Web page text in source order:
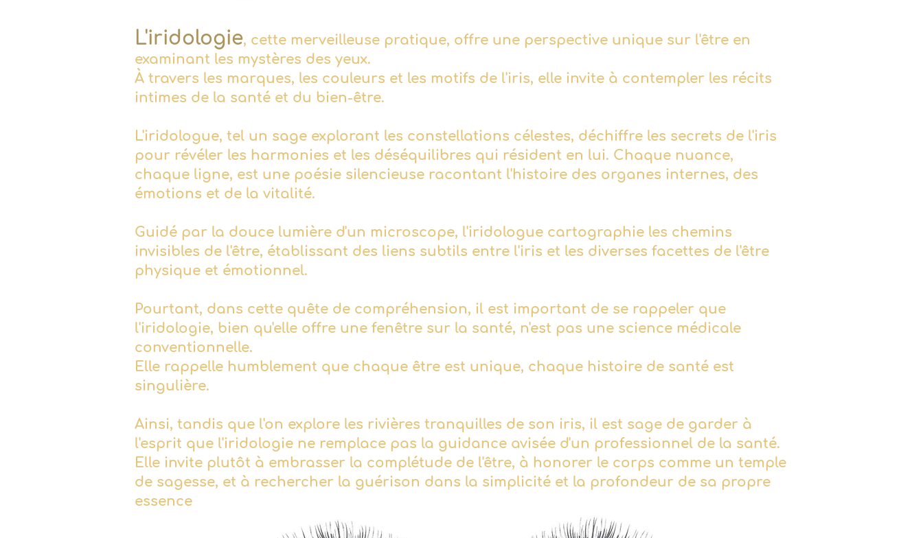
L'iridologie, cette merveilleuse pratique, offre une perspective unique sur l'être en
examinant les mystères des yeux.
À travers les marques, les couleurs et les motifs de l'iris, elle invite à contempler les récits
intimes de la santé et du bien-être.
L'iridologue, tel un sage explorant les constellations célestes, déchiffre les secrets de l'iris
pour révéler les harmonies et les déséquilibres qui résident en lui. Chaque nuance,
chaque ligne, est une poésie silencieuse racontant l'histoire des organes internes, des
émotions et de la vitalité.
Guidé par la douce lumière d'un microscope, l'iridologue cartographie les chemins
invisibles de l'être, établissant des liens subtils entre l'iris et les diverses facettes de l'être
physique et émotionnel.
Pourtant, dans cette quête de compréhension, il est important de se rappeler que
l'iridologie, bien qu'elle offre une fenêtre sur la santé, n'est pas une science médicale
conventionnelle.
Elle rappelle humblement que chaque être est unique, chaque histoire de santé est
singulière.
Ainsi, tandis que l'on explore les rivières tranquilles de son iris, il est sage de garder à
l'esprit que l'iridologie ne remplace pas la guidance avisée d'un professionnel de la santé.
Elle invite plutôt à embrasser la complétude de l'être, à honorer le corps comme un temple
de sagesse, et à rechercher la guérison dans la simplicité et la profondeur de sa propre
essence